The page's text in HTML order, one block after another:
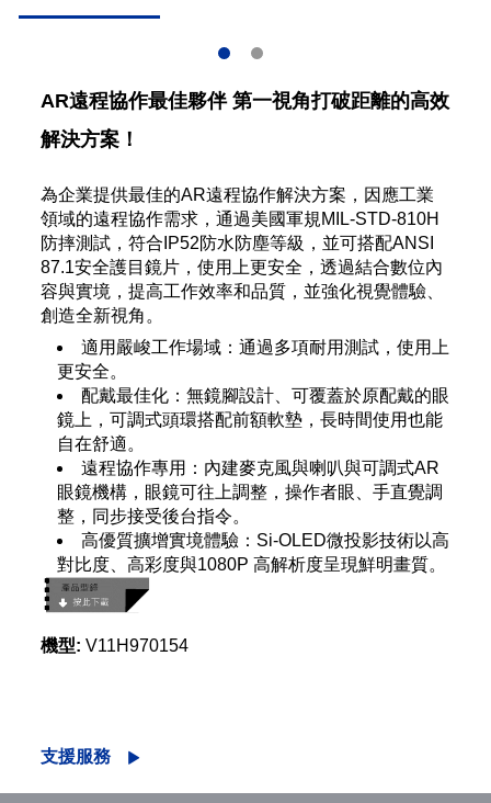
AR遠程協作最佳夥伴 第一視角打破距離的高效
解決方案！
為企業提供最佳的AR遠程協作解決方案，因應工業
領域的遠程協作需求，通過美國軍規MIL-STD-810H
防摔測試，符合IP52防水防塵等級，並可搭配ANSI
87.1安全護目鏡片，使用上更安全，透過結合數位內
容與實境，提高工作效率和品質，並強化視覺體驗、
創造全新視角。
適用嚴峻工作場域：通過多項耐用測試，使用上
更安全。
配戴最佳化：無鏡腳設計、可覆蓋於原配戴的眼
鏡上，可調式頭環搭配前額軟墊，長時間使用也能
自在舒適。
遠程協作專用：內建麥克風與喇叭與可調式AR
眼鏡機構，眼鏡可往上調整，操作者眼、手直覺調
整，同步接受後台指令。
高優質擴增實境體驗：Si-OLED微投影技術以高
對比度、高彩度與1080P 高解析度呈現鮮明畫質。
機型: V11H970154
支援服務